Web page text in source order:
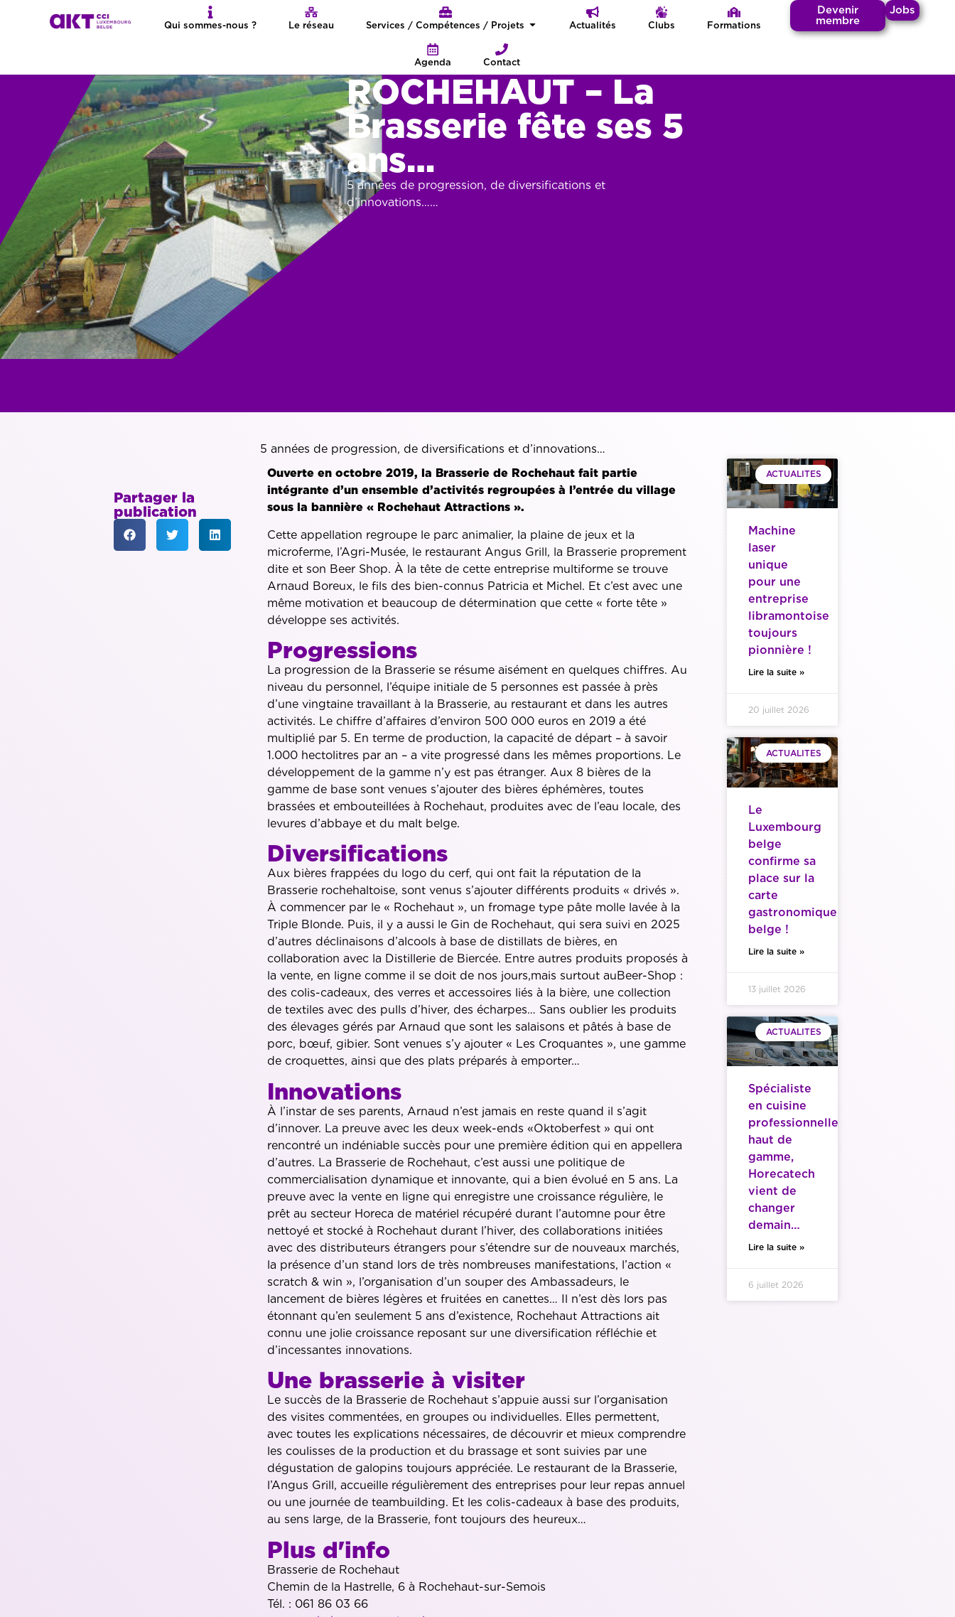
Qui sommes-nous ? Le réseau Services / Compétences / Projets Actualités Clubs Formations
Agenda Contact
Devenir
membre
Jobs
ROCHEHAUT – La
Brasserie fête ses 5
ans…
5 années de progression, de diversifications et
d’innovations……
Partager la
publication
5 années de progression, de diversifications et d’innovations…
Ouverte en octobre 2019, la Brasserie de Rochehaut fait partie
intégrante d’un ensemble d’activités regroupées à l’entrée du village
sous la bannière « Rochehaut Attractions ».
Cette appellation regroupe le parc animalier, la plaine de jeux et la
microferme, l’Agri-Musée, le restaurant Angus Grill, la Brasserie proprement
dite et son Beer Shop. À la tête de cette entreprise multiforme se trouve
Arnaud Boreux, le fils des bien-connus Patricia et Michel. Et c’est avec une
même motivation et beaucoup de détermination que cette « forte tête »
développe ses activités.
Progressions
La progression de la Brasserie se résume aisément en quelques chiffres. Au
niveau du personnel, l’équipe initiale de 5 personnes est passée à près
d’une vingtaine travaillant à la Brasserie, au restaurant et dans les autres
activités. Le chiffre d’affaires d’environ 500 000 euros en 2019 a été
multiplié par 5. En terme de production, la capacité de départ – à savoir
1.000 hectolitres par an – a vite progressé dans les mêmes proportions. Le
développement de la gamme n’y est pas étranger. Aux 8 bières de la
gamme de base sont venues s’ajouter des bières éphémères, toutes
brassées et embouteillées à Rochehaut, produites avec de l’eau locale, des
levures d’abbaye et du malt belge.
Diversifications
Aux bières frappées du logo du cerf, qui ont fait la réputation de la
Brasserie rochehaltoise, sont venus s’ajouter différents produits « drivés ».
À commencer par le « Rochehaut », un fromage type pâte molle lavée à la
Triple Blonde. Puis, il y a aussi le Gin de Rochehaut, qui sera suivi en 2025
d’autres déclinaisons d’alcools à base de distillats de bières, en
collaboration avec la Distillerie de Biercée. Entre autres produits proposés à
la vente, en ligne comme il se doit de nos jours,mais surtout auBeer-Shop :
des colis-cadeaux, des verres et accessoires liés à la bière, une collection
de textiles avec des pulls d’hiver, des écharpes… Sans oublier les produits
des élevages gérés par Arnaud que sont les salaisons et pâtés à base de
porc, bœuf, gibier. Sont venues s’y ajouter « Les Croquantes », une gamme
de croquettes, ainsi que des plats préparés à emporter…
Innovations
À l’instar de ses parents, Arnaud n’est jamais en reste quand il s’agit
d’innover. La preuve avec les deux week-ends «Oktoberfest » qui ont
rencontré un indéniable succès pour une première édition qui en appellera
d’autres. La Brasserie de Rochehaut, c’est aussi une politique de
commercialisation dynamique et innovante, qui a bien évolué en 5 ans. La
preuve avec la vente en ligne qui enregistre une croissance régulière, le
prêt au secteur Horeca de matériel récupéré durant l’automne pour être
nettoyé et stocké à Rochehaut durant l’hiver, des collaborations initiées
avec des distributeurs étrangers pour s’étendre sur de nouveaux marchés,
la présence d’un stand lors de très nombreuses manifestations, l’action «
scratch & win », l’organisation d’un souper des Ambassadeurs, le
lancement de bières légères et fruitées en canettes… Il n’est dès lors pas
étonnant qu’en seulement 5 ans d’existence, Rochehaut Attractions ait
connu une jolie croissance reposant sur une diversification réfléchie et
d’incessantes innovations.
Une brasserie à visiter
Le succès de la Brasserie de Rochehaut s’appuie aussi sur l’organisation
des visites commentées, en groupes ou individuelles. Elles permettent,
avec toutes les explications nécessaires, de découvrir et mieux comprendre
les coulisses de la production et du brassage et sont suivies par une
dégustation de galopins toujours appréciée. Le restaurant de la Brasserie,
l’Angus Grill, accueille régulièrement des entreprises pour leur repas annuel
ou une journée de teambuilding. Et les colis-cadeaux à base des produits,
au sens large, de la Brasserie, font toujours des heureux…
Plus d'info
Brasserie de Rochehaut
Chemin de la Hastrelle, 6 à Rochehaut-sur-Semois
Tél. : 061 86 03 66
ACTUALITES
Machine
laser
unique
pour une
entreprise
libramontoise
toujours
pionnière !
Lire la suite »
20 juillet 2026
ACTUALITES
Le
Luxembourg
belge
confirme sa
place sur la
carte
gastronomique
belge !
Lire la suite »
13 juillet 2026
ACTUALITES
Spécialiste
en cuisine
professionnelle
haut de
gamme,
Horecatech
vient de
changer
demain…
Lire la suite »
6 juillet 2026